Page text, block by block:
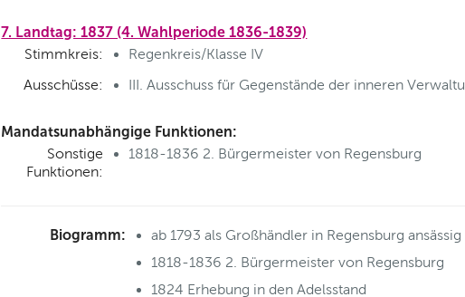
7. Landtag: 1837 (4. Wahlperiode 1836-1839)
Stimmkreis:
Regenkreis/Klasse IV
Ausschüsse:
III. Ausschuss für Gegenstände der inneren
Mandatsunabhängige Funktionen:
Sonstige
Funktionen:
1818-1836 2. Bürgermeister von Regensburg
Biogramm:
ab 1793 als Großhändler in Regensburg ansässig
1818-1836 2. Bürgermeister von Regensburg
1824 Erhebung in den Adelsstand